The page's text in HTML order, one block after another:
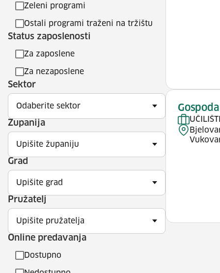
Zeleni programi
Ostali programi traženi na tržištu
Status zaposlenosti
Za zaposlene
Za nezaposlene
Sektor
Odaberite sektor
Županija
Upišite županiju
Grad
Upišite grad
Pružatelj
Upišite pružatelja
Online predavanja
Dostupno